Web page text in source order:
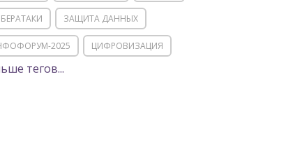
ЗАЩИТА ДАННЫХ
2025 ЦИФРОВИЗАЦИЯ
ИТ-ИНФРАСТРУКТУРА
тегов...